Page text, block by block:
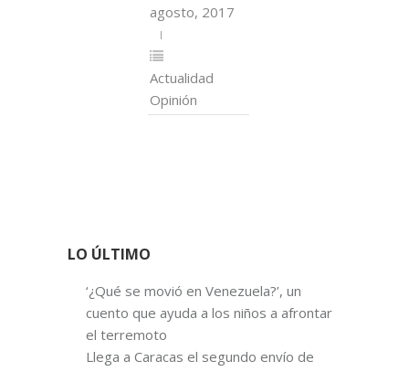
agosto, 2017
Actualidad
Opinión
LO ÚLTIMO
‘¿Qué se movió en Venezuela?’, un
cuento que ayuda a los niños a afrontar
el terremoto
Llega a Caracas el segundo envío de